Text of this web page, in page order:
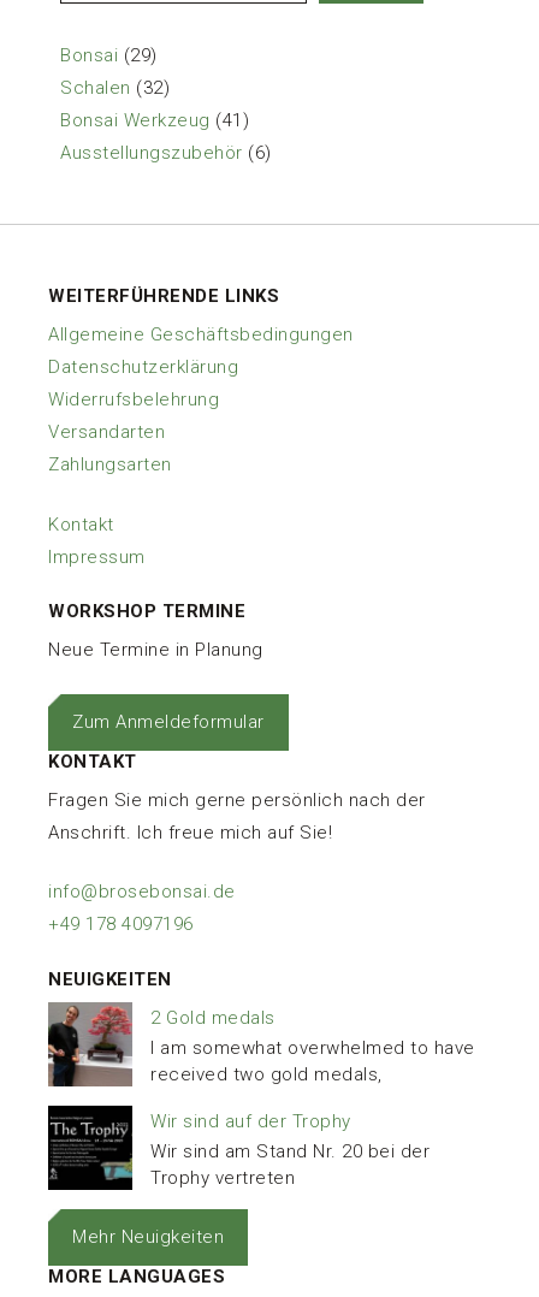
Bonsai 2929
Produkte
Schalen 3232
Produkte
Bonsai Werkzeug 41 41
Produkte
Ausstellungszubehör 66
WEITERFÜHRENDE LINKS
Allgemeine Geschäftsbedingungen
Datenschutzerklärung
Widerrufsbelehrung
Versandarten
Zahlungsarten
Kontakt
Impressum
WORKSHOP TERMINE
Neue Termine in Planung
Zum Anmeldeformular
KONTAKT
Fragen Sie mich gerne persönlich nach der
Anschrift. Ich freue mich auf Sie!
info@brosebonsai.de
+49 178 4097196
NEUIGKEITEN
2 Gold medals
I am somewhat overwhelmed to have
received two gold medals,
Wir sind auf der Trophy
Wir sind am Stand Nr. 20 bei der
Trophy vertreten
Mehr Neuigkeiten
MORE LANGUAGES